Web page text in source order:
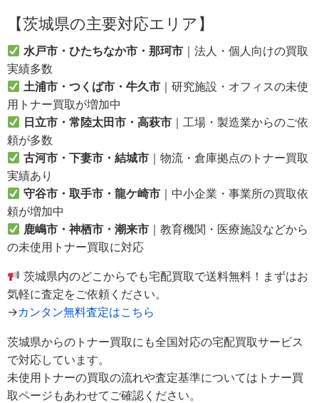
【茨城県の主要対応エリア】
水戸市・ひたちなか市・那珂市 ｜法人・個人向けの買取
実績多数
土浦市・つくば市・牛久市 ｜研究施設・オフィスの未使
用トナー買取が増加中
日立市・常陸太田市・高萩市 ｜工場・製造業からのご依
頼が多数
古河市・下妻市・結城市 ｜物流・倉庫拠点のトナー買取
実績あり
守谷市・取手市・龍ケ崎市 ｜中小企業・事業所の買取依
頼が増加中
鹿嶋市・神栖市・潮来市 ｜教育機関・医療施設などから
の未使用トナー買取に対応
茨城県内のどこからでも宅配買取で送料無料！まずはお
気軽に査定をご依頼ください。
→カンタン無料査定はこちら
茨城県からのトナー買取にも全国対応の宅配買取サービス
で対応しています。
未使用トナーの買取の流れや査定基準についてはトナー買
取ページもあわせてご確認ください。